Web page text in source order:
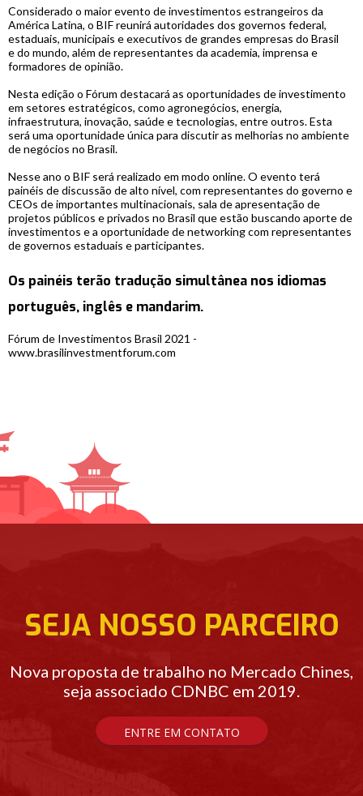
Considerado o maior evento de investimentos estrangeiros da
América Latina, o BIF reunirá autoridades dos governos federal,
estaduais, municipais e executivos de grandes empresas do Brasil
e do mundo, além de representantes da academia, imprensa e
formadores de opinião.
Nesta edição o Fórum destacará as oportunidades de investimento
em setores estratégicos, como agronegócios, energia,
infraestrutura, inovação, saúde e tecnologias, entre outros. Esta
será uma oportunidade única para discutir as melhorias no ambiente
de negócios no Brasil.
Nesse ano o BIF será realizado em modo online. O evento terá
painéis de discussão de alto nível, com representantes do governo e
CEOs de importantes multinacionais, sala de apresentação de
projetos públicos e privados no Brasil que estão buscando aporte de
investimentos e a oportunidade de networking com representantes
de governos estaduais e participantes.
Os painéis terão tradução simultânea nos idiomas
português, inglês e mandarim.
Fórum de Investimentos Brasil 2021 -
www.brasilinvestmentforum.com
SEJA NOSSO PARCEIRO
Nova proposta de trabalho no Mercado Chines,
seja associado CDNBC em 2019.
ENTRE EM CONTATO